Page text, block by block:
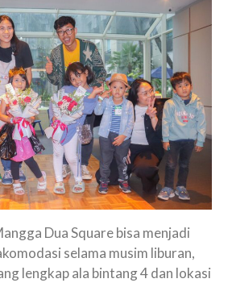
Dua Square bisa menjadi
selama musim liburan,
lengkap ala bintang 4 dan lokasi